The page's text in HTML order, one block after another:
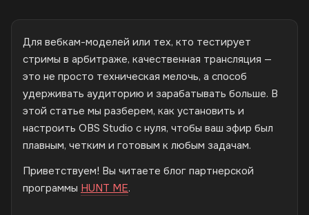
Для вебкам-моделей или тех, кто тестирует
стримы в арбитраже, качественная трансляция —
это не просто техническая мелочь, а способ
удерживать аудиторию и зарабатывать больше. В
этой статье мы разберем, как установить и
настроить OBS Studio с нуля, чтобы ваш эфир был
плавным, четким и готовым к любым задачам.
Приветствуем! Вы читаете блог партнерской
программы HUNT ME.